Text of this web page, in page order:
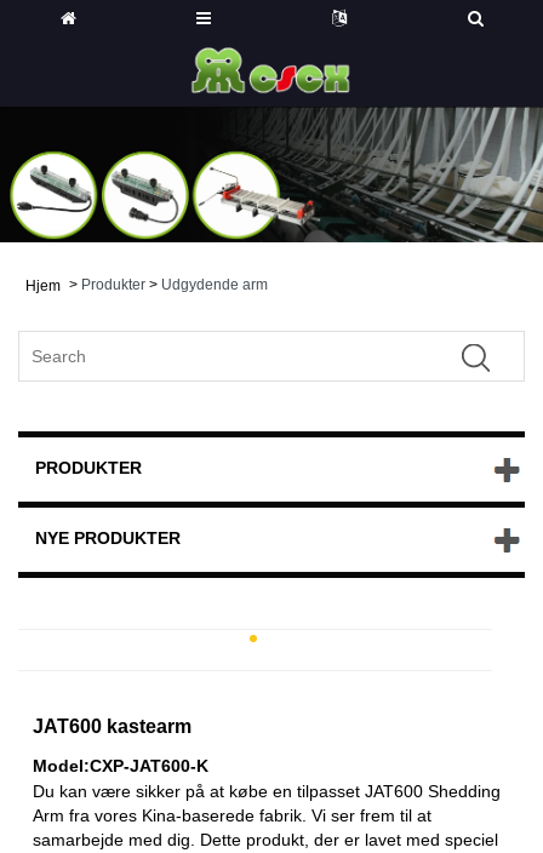
Hjem > Produkter > Udgydende arm
PRODUKTER
NYE PRODUKTER
JAT600 kastearm
Model:CXP-JAT600-K
Du kan være sikker på at købe en tilpasset JAT600 Shedding
Arm fra vores Kina-baserede fabrik. Vi ser frem til at
samarbejde med dig. Dette produkt, der er lavet med speciel